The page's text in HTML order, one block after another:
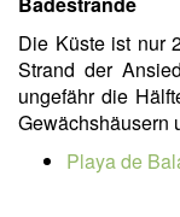
Die Küste ist nur
Strand der
ungefähr die
Gewächshäusern
Playa de